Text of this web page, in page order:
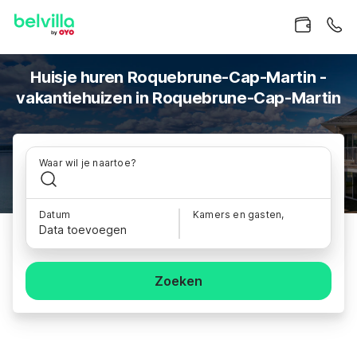
Huisje huren Roquebrune-Cap-Martin -
vakantiehuizen in Roquebrune-Cap-Martin
Waar wil je naartoe?
Datum
Data toevoegen
Kamers en gasten,
Zoeken